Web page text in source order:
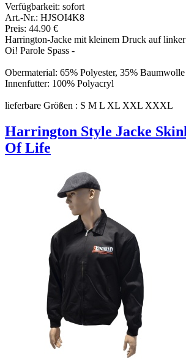
Verfügbarkeit: sofort
Art.-Nr.: HJSOI4K8
Preis: 44.90 €
Harrington-Jacke mit kleinem Druck auf
Oi! Parole Spass -
Obermaterial: 65% Polyester, 35% Baumwolle
Innenfutter: 100% Polyacryl
lieferbare Größen : S M L XL XXL XXXL
Harrington Style Jacke
Of Life